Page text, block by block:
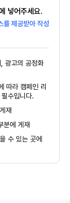
넣어주세요.
를 제공받아 작성
광고의 공정화
따라 캠페인 리
수입니다.
재
분에 게재
수 있는 곳에